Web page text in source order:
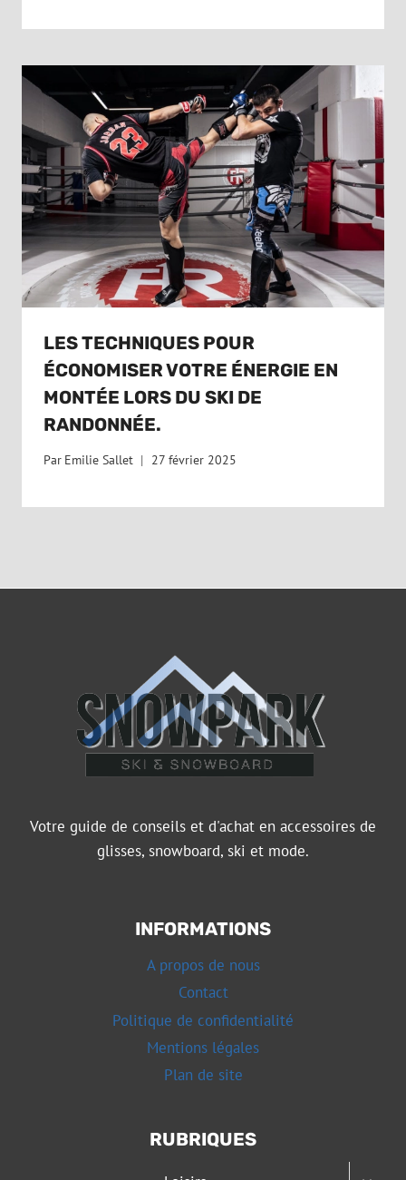
LES TECHNIQUES POUR
ÉCONOMISER VOTRE ÉNERGIE EN
MONTÉE LORS DU SKI DE
RANDONNÉE.
Par Emilie Sallet 27 février 2025
Votre guide de conseils et d'achat en accessoires de
glisses, snowboard, ski et mode.
INFORMATIONS
A propos de nous
Contact
Politique de confidentialité
Mentions légales
Plan de site
RUBRIQUES